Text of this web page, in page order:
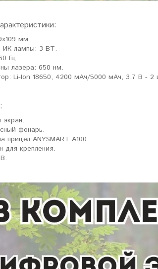
Atak не
отличную и
Жунов
Петербург
ночью. Спасибо Семену за
мм.
ИК лампы: 3 ВТ.
Гц.
лазера: 650 нм.
Li-Ion 18650, 4200 мАч/5000 мАч, 3,7 В - 2
фонарь.
прицел ANYSMART A100.
для крепления.